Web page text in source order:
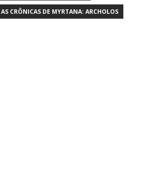
AS CRÔNICAS DE MYRTANA: ARCHOLOS